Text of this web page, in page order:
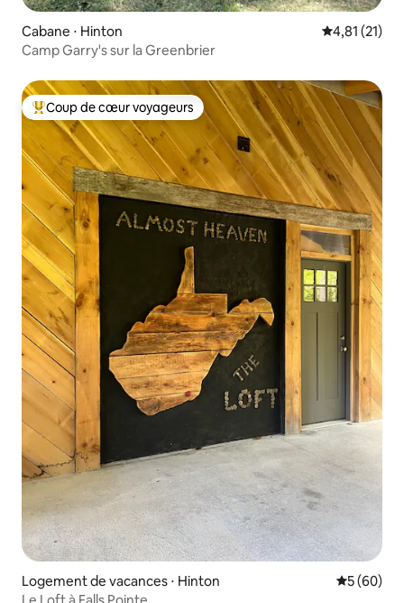
Cabane ⋅ Hinton Évaluation
4,81 (21)
Camp Garry's sur la Greenbrier
Coups de cœur voyageurs les plus appréciés
Coup de cœur voyageurs
Logement de vacances ⋅ Hinton
5 (60)